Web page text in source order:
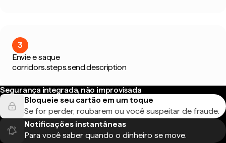
3
Envie e saque
corridors.steps.send.description
Segurança integrada, não improvisada
Bloqueie seu cartão em um toque
Se for perder, roubarem ou você suspeitar de fraude.
Notificações instantâneas
Para você saber quando o dinheiro se move.